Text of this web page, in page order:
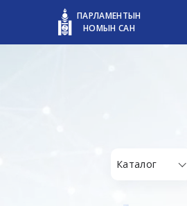
ПАРЛАМЕНТЫН
НОМЫН САН
Каталог